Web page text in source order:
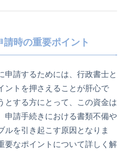
時の重要ポイント
申請するためには、行政書士と
ントを押さえることが肝心で
とする方にとって、この資金は
申請手続きにおける書類不備や
ルを引き起こす原因となりま
要なポイントについて詳しく解